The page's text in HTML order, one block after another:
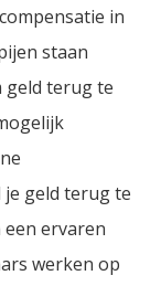
in
staan
geld terug te
geld terug te
ervaren
werken op